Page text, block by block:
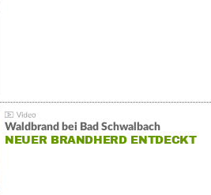
Waldbrand bei Bad Schwalbach
NEUER BRANDHERD ENTDECKT